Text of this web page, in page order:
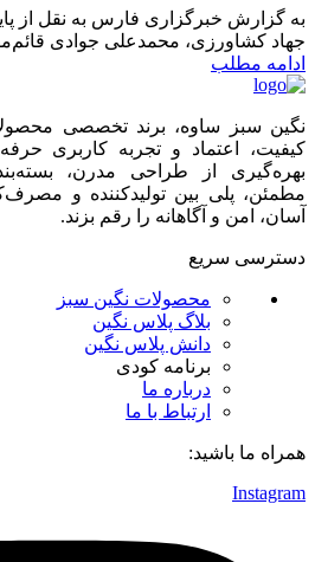
به گزارش خبرگزاری فارس به نقل از
جهاد کشاورزی، محمدعلی جوادی
ادامه مطلب
نگین سبز ساوه، برند تخصصی
کیفیت، اعتماد و تجربه کاربری
بهره‌گیری از طراحی مدرن،
مطمئن، پلی بین تولیدکننده و
آسان، امن و آگاهانه را رقم بزند.
دسترسی سریع
محصولات نگین سبز
بلاگ پلاس نگین
دانش پلاس نگین
برنامه کودی
درباره ما
ارتباط با ما
همراه ما باشید:
Instagram